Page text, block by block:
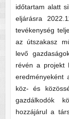
időtartam alatt
eljárásra
tevékenység
az útszakasz
levő
révén a projekt
eredményeként
köz- és
gazdálkodók
hozzájárul a